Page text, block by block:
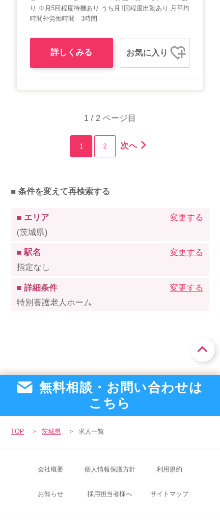
り ※月5回程度待機あり うち月1回程度出勤あり 月平均
時間外労働時間 3時間
詳しくみる お気に入り
1 / 2 ページ目
1 2 次へ
■ 条件を変えて再検索する
■ エリア
(茨城県)
変更する
■ 駅名
指定なし
変更する
■ 詳細条件
特別養護老人ホーム
変更する
無料相談・お問い合わせは
こちら
TOP 茨城県 求人一覧
会社概要 個人情報保護方針 利用規約
お知らせ 採用担当者様へ サイトマップ